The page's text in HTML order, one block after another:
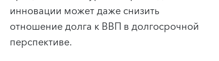
инновации может даже снизить
отношение долга к ВВП в долгосрочной
перспективе.